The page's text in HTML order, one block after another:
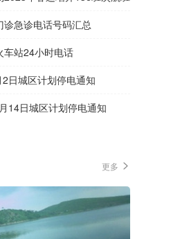
诊急诊电话号码汇总
车站24小时电话
日城区计划停电通知
14日城区计划停电通知
更多